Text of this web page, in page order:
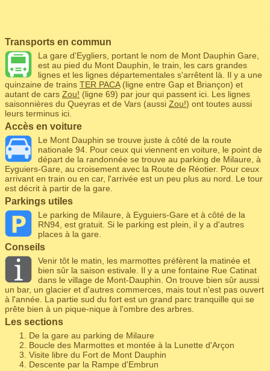
Transports en commun
La gare d'Eygliers, portant le nom de Mont Dauphin Gare,
est au pied du Mont Dauphin, le train, les cars grandes
lignes et les lignes départementales s'arrêtent là. Il y a une
quinzaine de trains TER PACA(ligne entre Gap et Briançon) et
autant de cars Zou! (ligne 69) par jour qui passent ici. Les lignes
saisonnières du Queyras et de Vars (aussi Zou!) ont toutes aussi
leurs terminus ici.
Accès en voiture
Le Mont Dauphin se trouve juste à côté de la route
nationale 94. Pour ceux qui viennent en voiture, le point de
départ de la randonnée se trouve au parking de Milaure, à
Eyguiers-Gare, au croisement avec la Route de Réotier. Pour ceux
arrivant en train ou en car, l'arrivée est un peu plus au nord. Le tour
est décrit à partir de la gare.
Parkings utiles
Le parking de Milaure, à Eyguiers-Gare et à côté de la
RN94, est gratuit. Si le parking est plein, il y a d'autres
places à la gare.
Conseils
Venir tôt le matin, les marmottes préfèrent la matinée et
bien sûr la saison estivale. Il y a une fontaine Rue Catinat
dans le village de Mont-Dauphin. On trouve bien sûr aussi
un bar, un glacier et d'autres commerces, mais tout n'est pas ouvert
à l'année. La partie sud du fort est un grand parc tranquille qui se
prête bien à un pique-nique à l'ombre des arbres.
Les sections
De la gare au parking de Milaure
Boucle des Marmottes et montée à la Lunette d'Arçon
Visite libre du Fort de Mont Dauphin
Descente par la Rampe d'Embrun